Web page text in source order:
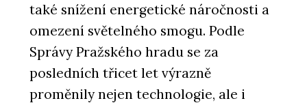
také snížení energetické náročnosti a
omezení světelného smogu. Podle
Správy Pražského hradu se za
posledních třicet let výrazně
proměnily nejen technologie, ale i